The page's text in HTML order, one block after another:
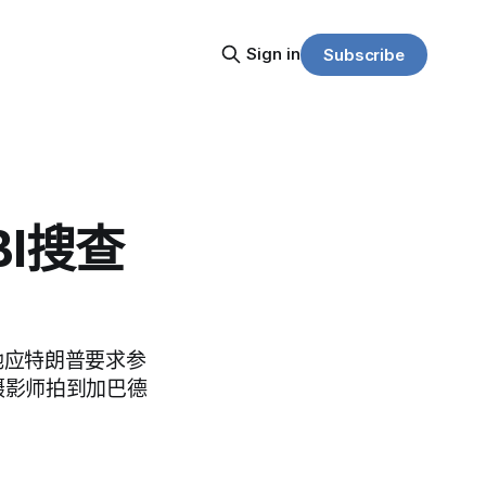
Sign in Subscribe
搜查
特朗普要求参
师拍到加巴德